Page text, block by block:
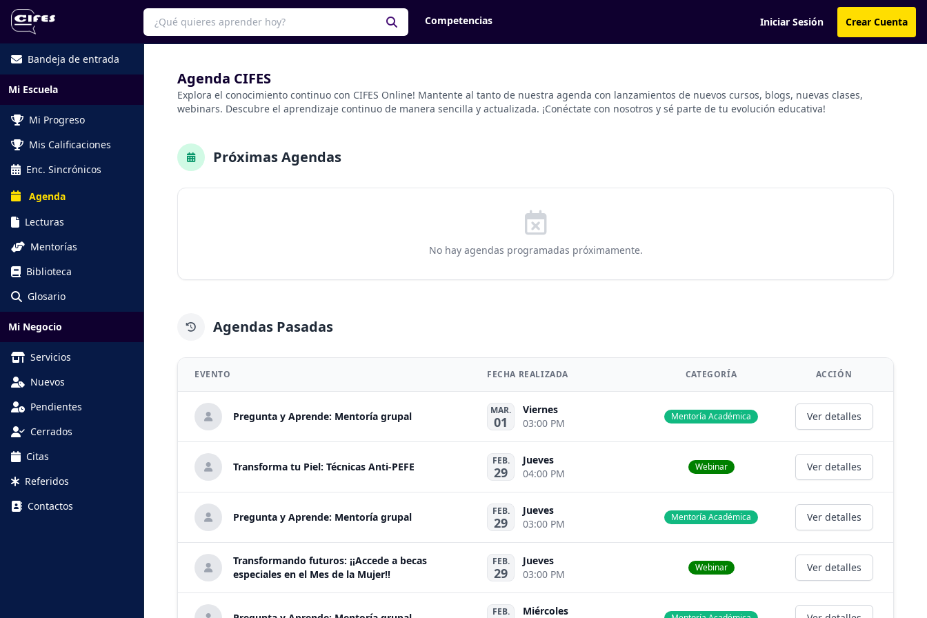
Competencias Iniciar Sesión Crear Cuenta
Bandeja de entrada
Mi Escuela
Mi Progreso
Mis Calificaciones
Enc. Sincrónicos
Agenda
Lecturas
Mentorías
Biblioteca
Glosario
Mi Negocio
Servicios
Nuevos
Pendientes
Cerrados
Citas
Referidos
Contactos
Agenda CIFES
Explora el conocimiento continuo con CIFES Online! Mantente al tanto de nuestra agenda con lanzamientos de nuevos cursos, blogs, nuevas clases,
webinars. Descubre el aprendizaje continuo de manera sencilla y actualizada. ¡Conéctate con nosotros y sé parte de tu evolución educativa!
Próximas Agendas
No hay agendas programadas próximamente.
Agendas Pasadas
EVENTO FECHA REALIZADA CATEGORÍA ACCIÓN
Pregunta y Aprende: Mentoría grupal MAR.
01
Viernes
03:00 PM
Mentoría Académica Ver detalles
Transforma tu Piel: Técnicas Anti-PEFE FEB.
29
Jueves
04:00 PM
Webinar Ver detalles
Pregunta y Aprende: Mentoría grupal FEB.
29
Jueves
03:00 PM
Mentoría Académica Ver detalles
Transformando futuros: ¡¡Accede a becas
especiales en el Mes de la Mujer!!
FEB.
29
Jueves
03:00 PM
Webinar Ver detalles
FEB. Miércoles